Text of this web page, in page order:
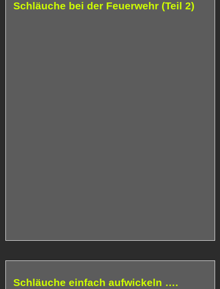
Schläuche bei der Feuerwehr (Teil 2)
Schläuche einfach aufwickeln ….